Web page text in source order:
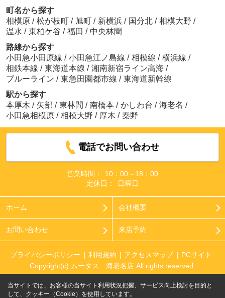
町名から探す
相模原 / 松が枝町 / 旭町 / 新横浜 / 国分北 / 相模大野 /
温水 / 東柏ケ谷 / 福田 / 中央林間
路線から探す
小田急小田原線 / 小田急江ノ島線 / 相模線 / 横浜線 /
相鉄本線 / 東海道本線 / 湘南新宿ライン高海 /
ブルーライン / 東急田園都市線 / 東海道新幹線
駅から探す
本厚木 / 矢部 / 東林間 / 南橋本 / かしわ台 / 海老名 /
小田急相模原 / 相模大野 / 厚木 / 秦野
電話でお問い合わせ
営業時間：
10：00～18：00
定休日：
日曜日
ホーム 会社概要
お問い合わせ 来店予約
プライバシーポリシー 利用規約 アクセスマップ
PCサイト
Copyright(c) ムータス 海老名店 All rights reserved.
当サイトでは、お客様の当サイト利用状況把握、サービス向上検討を目的と
して、クッキー（Cookie）を使用しています。